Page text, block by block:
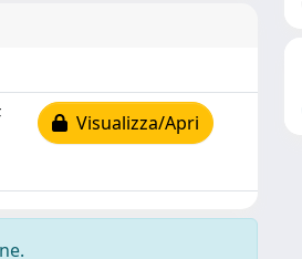
Visualizza/Apri